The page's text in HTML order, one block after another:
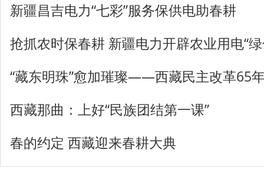
新疆昌吉电力“七彩”服务保供电助春耕
抢抓农时保春耕 新疆电力开辟农业用电“
“藏东明珠”愈加璀璨——西藏民主改革65
西藏那曲：上好“民族团结第一课”
春的约定 西藏迎来春耕大典